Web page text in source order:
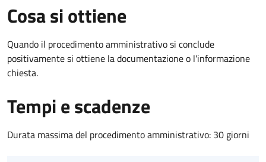
Cosa si ottiene
Quando il procedimento amministrativo si conclude
positivamente si ottiene la documentazione o l'informazione
chiesta.
Tempi e scadenze
Durata massima del procedimento amministrativo: 30 giorni